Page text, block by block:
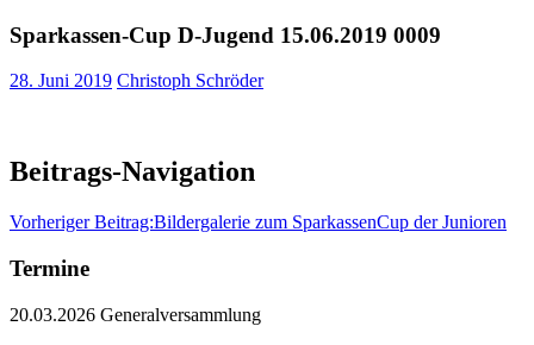
Sparkassen-Cup D-Jugend 15.06.2019 0009
28. Juni 2019 Christoph Schröder
Beitrags-Navigation
Vorheriger Beitrag:Bildergalerie zum SparkassenCup der Junioren
Termine
20.03.2026 Generalversammlung